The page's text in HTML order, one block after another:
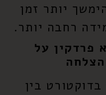
יותר זמן
רחבה יותר.
פרדקין על
בין